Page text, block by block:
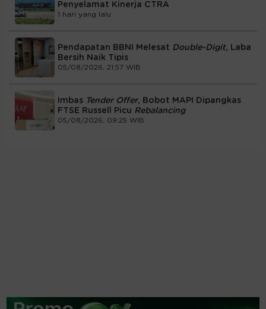
Penyelamat Kinerja CTRA
1 hari yang lalu
Pendapatan BBNI Melesat Double-Digit, Laba
Bersih Naik Tipis
05/08/2026, 21:57 WIB
Imbas Tender Offer, Bobot MAPI Dipangkas
FTSE Russell Picu Rebalancing
05/08/2026, 09:25 WIB